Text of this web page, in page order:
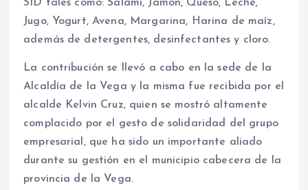
SID tales como: Salami, Jamón, Queso, Leche,
Jugo, Yogurt, Avena, Margarina, Harina de maíz,
además de detergentes, desinfectantes y cloro.
La contribución se llevó a cabo en la sede de la
Alcaldía de la Vega y la misma fue recibida por el
alcalde Kelvin Cruz, quien se mostró altamente
complacido por el gesto de solidaridad del grupo
empresarial, que ha sido un importante aliado
durante su gestión en el municipio cabecera de la
provincia de la Vega.